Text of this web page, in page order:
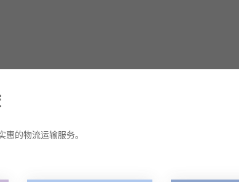
的物流运输服务。